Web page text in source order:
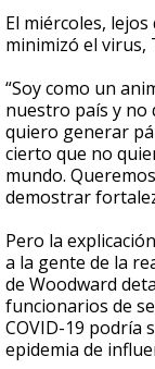
El miércoles,
minimizó el virus,
“Soy como un
nuestro país y no
quiero generar
cierto que no
mundo.
demostrar
Pero la
a la gente de la
de Woodward
funcionarios de
COVID-19 podría
epidemia de